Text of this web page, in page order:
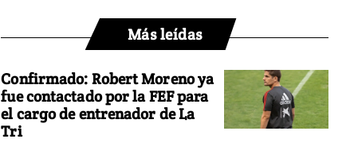
Más leídas
Confirmado: Robert Moreno ya
fue contactado por la FEF para
el cargo de entrenador de La
Tri